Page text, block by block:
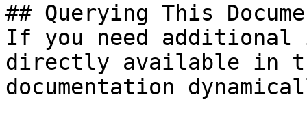
## Querying This
If you need
directly available in
documentation